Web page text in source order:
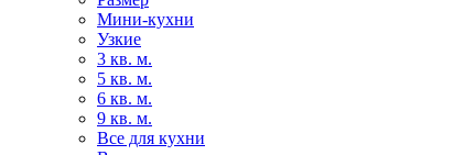
Мини-кухни
Узкие
3 кв. м.
5 кв. м.
6 кв. м.
9 кв. м.
Все для кухни